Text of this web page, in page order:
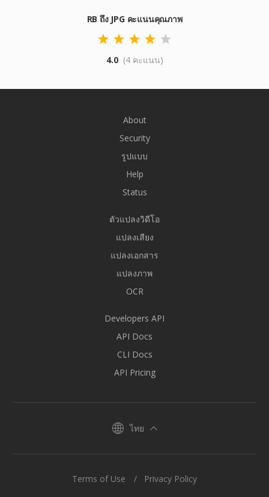
RB ถึง JPG คะแนนคุณภาพ
4.0 (4 คะแนน)
About
Security
รูปแบบ
Help
Status
ตัวแปลงวิดีโอ
แปลงเสียง
แปลงเอกสาร
แปลงภาพ
OCR
Developers API
API Docs
CLI Docs
API Pricing
ไทย
Terms of Use Privacy Policy